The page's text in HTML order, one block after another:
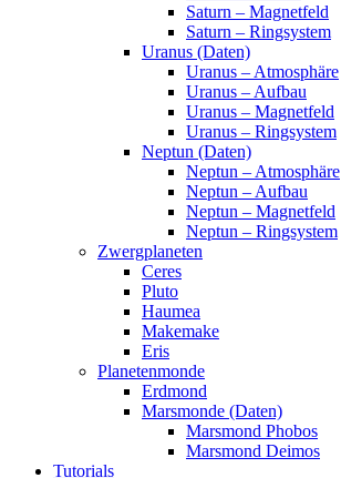
Saturn – Magnetfeld
Saturn – Ringsystem
Uranus (Daten)
Uranus – Atmosphäre
Uranus – Aufbau
Uranus – Magnetfeld
Uranus – Ringsystem
Neptun (Daten)
Neptun – Atmosphäre
Neptun – Aufbau
Neptun – Magnetfeld
Neptun – Ringsystem
Zwergplaneten
Ceres
Pluto
Haumea
Makemake
Eris
Planetenmonde
Erdmond
Marsmonde (Daten)
Marsmond Phobos
Marsmond Deimos
Tutorials